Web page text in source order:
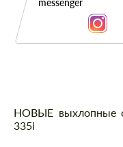
messenger
Описание
НОВЫЕ выхлопные
335i